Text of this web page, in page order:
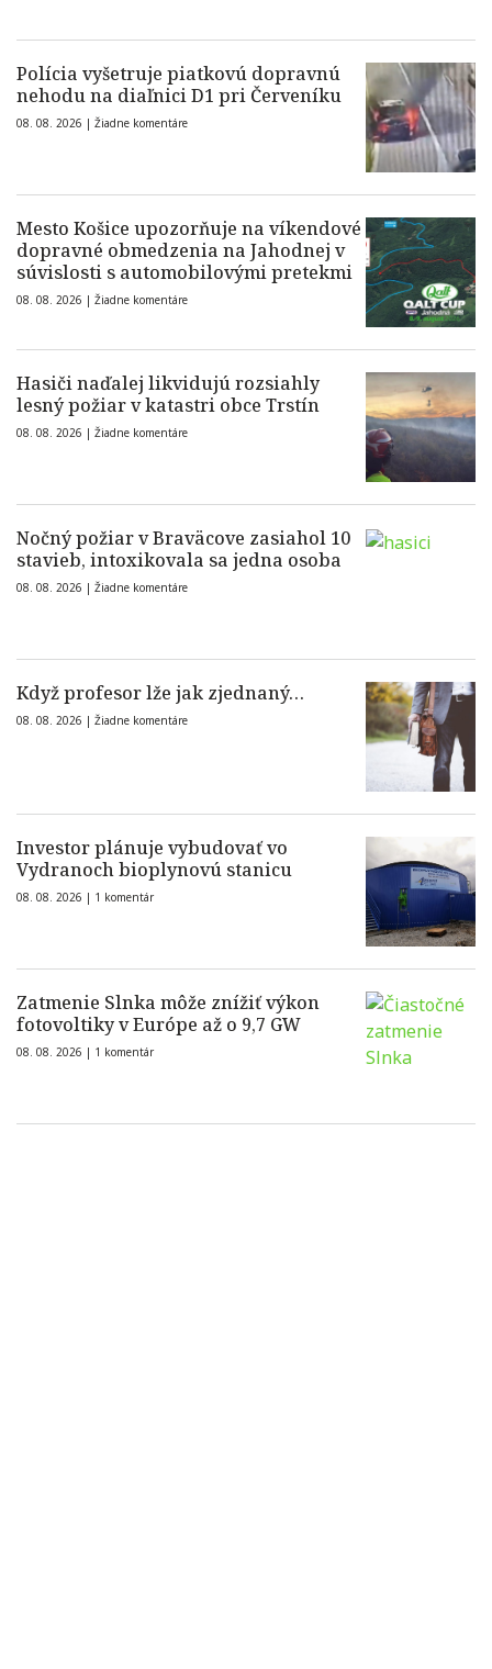
Polícia vyšetruje piatkovú dopravnú
nehodu na diaľnici D1 pri Červeníku
08. 08. 2026 | Žiadne komentáre
Mesto Košice upozorňuje na víkendové
dopravné obmedzenia na Jahodnej v
súvislosti s automobilovými pretekmi
08. 08. 2026 | Žiadne komentáre
Hasiči naďalej likvidujú rozsiahly
lesný požiar v katastri obce Trstín
08. 08. 2026 | Žiadne komentáre
Nočný požiar v Braväcove zasiahol 10
stavieb, intoxikovala sa jedna osoba
08. 08. 2026 | Žiadne komentáre
Když profesor lže jak zjednaný…
08. 08. 2026 | Žiadne komentáre
Investor plánuje vybudovať vo
Vydranoch bioplynovú stanicu
08. 08. 2026 | 1 komentár
Zatmenie Slnka môže znížiť výkon
fotovoltiky v Európe až o 9,7 GW
08. 08. 2026 | 1 komentár